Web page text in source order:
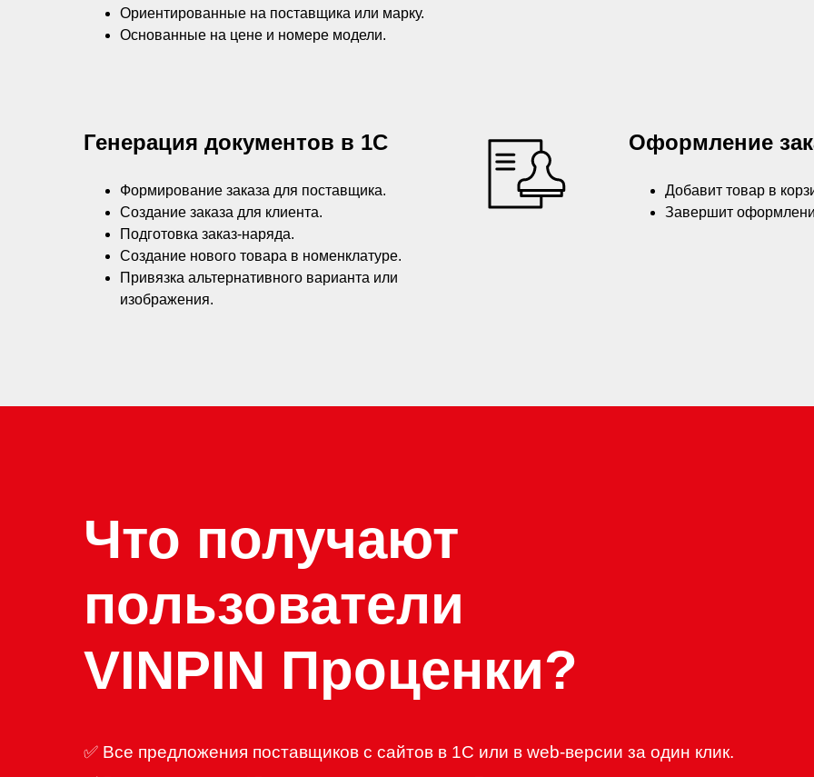
Ориентированные на поставщика или марку.
Основанные на цене и номере модели.
Генерация документов в 1С
Формирование заказа для поставщика.
Создание заказа для клиента.
Подготовка заказ-наряда.
Создание нового товара в номенклатуре.
Привязка альтернативного варианта или
изображения.
Оформление
Добавит товар в
Завершит
Что получают
пользователи
VINPIN Проценки?
✅ Все предложения поставщиков с сайтов в 1С или в web-версии за один клик.